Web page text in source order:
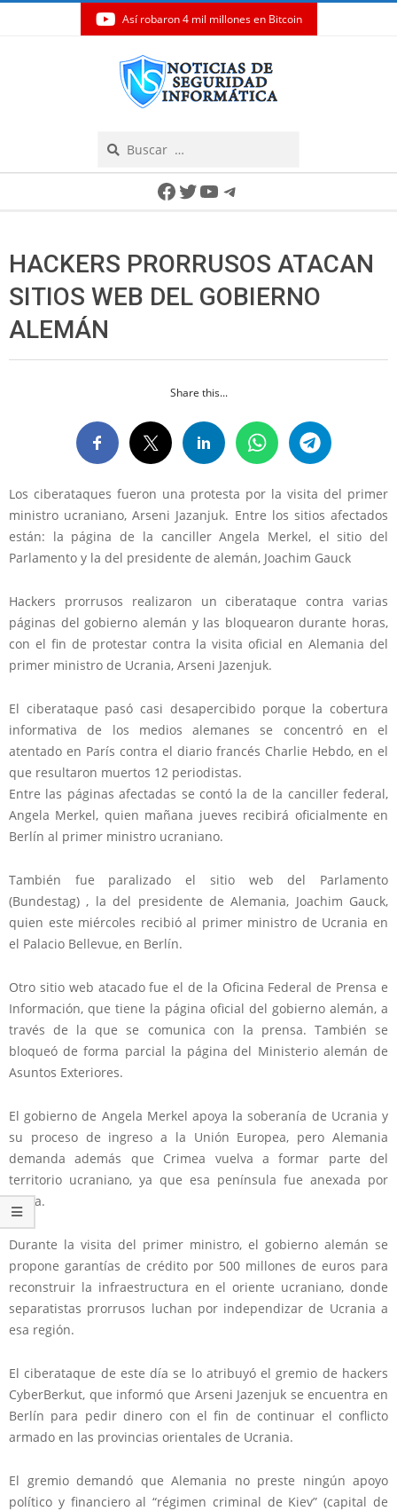
Así robaron 4 mil millones en Bitcoin
Facebook
Twitter
YouTube
Telegram
HACKERS PRORRUSOS ATACAN
SITIOS WEB DEL GOBIERNO
ALEMÁN
Share this...
Los ciberataques fueron una protesta por la visita del primer
ministro ucraniano, Arseni Jazanjuk. Entre los sitios afectados
están: la página de la canciller Angela Merkel, el sitio del
Parlamento y la del presidente de alemán, Joachim Gauck
Hackers prorrusos realizaron un ciberataque contra varias
páginas del gobierno alemán y las bloquearon durante horas,
con el fin de protestar contra la visita oficial en Alemania del
primer ministro de Ucrania, Arseni Jazenjuk.
El ciberataque pasó casi desapercibido porque la cobertura
informativa de los medios alemanes se concentró en el
atentado en París contra el diario francés Charlie Hebdo, en el
que resultaron muertos 12 periodistas.
Entre las páginas afectadas se contó la de la canciller federal,
Angela Merkel, quien mañana jueves recibirá oficialmente en
Berlín al primer ministro ucraniano.
También fue paralizado el sitio web del Parlamento
(Bundestag) , la del presidente de Alemania, Joachim Gauck,
quien este miércoles recibió al primer ministro de Ucrania en
el Palacio Bellevue, en Berlín.
Otro sitio web atacado fue el de la Oficina Federal de Prensa e
Información, que tiene la página oficial del gobierno alemán, a
través de la que se comunica con la prensa. También se
bloqueó de forma parcial la página del Ministerio alemán de
Asuntos Exteriores.
El gobierno de Angela Merkel apoya la soberanía de Ucrania y
su proceso de ingreso a la Unión Europea, pero Alemania
demanda además que Crimea vuelva a formar parte del
territorio ucraniano, ya que esa península fue anexada por
Rusia.
Durante la visita del primer ministro, el gobierno alemán se
propone garantías de crédito por 500 millones de euros para
reconstruir la infraestructura en el oriente ucraniano, donde
separatistas prorrusos luchan por independizar de Ucrania a
esa región.
El ciberataque de este día se lo atribuyó el gremio de hackers
CyberBerkut, que informó que Arseni Jazenjuk se encuentra en
Berlín para pedir dinero con el fin de continuar el conflicto
armado en las provincias orientales de Ucrania.
El gremio demandó que Alemania no preste ningún apoyo
político y financiero al “régimen criminal de Kiev” (capital de